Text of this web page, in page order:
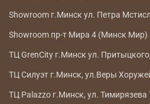
Showroom г.Минск ул. Петра
Showroom пр-т Мира 4 (Минск Мир)
ТЦ GrenCity г.Минск ул.
ТЦ Силуэт г.Минск, ул.Веры
ТЦ Palazzo г.Минск, ул. Тимирязева